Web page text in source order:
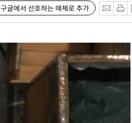
구글에서 선호하는 매체로 추가